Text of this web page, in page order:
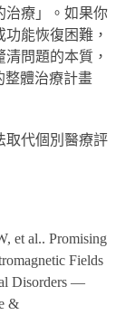
治療」。如果你
能恢復困難，
問題的本質，
整體治療計畫
取代個別醫療評
et al.. Promising
Fields
Disorders —
&